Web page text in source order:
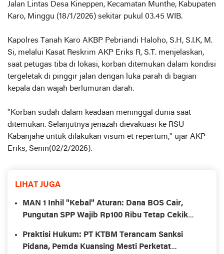
Jalan Lintas Desa Kineppen, Kecamatan Munthe, Kabupaten
Karo, Minggu (18/1/2026) sekitar pukul 03.45 WIB.
Kapolres Tanah Karo AKBP Pebriandi Haloho, S.H, S.I.K, M.
Si, melalui Kasat Reskrim AKP Eriks R, S.T. menjelaskan,
saat petugas tiba di lokasi, korban ditemukan dalam kondisi
tergeletak di pinggir jalan dengan luka parah di bagian
kepala dan wajah berlumuran darah.
"Korban sudah dalam keadaan meninggal dunia saat
ditemukan. Selanjutnya jenazah dievakuasi ke RSU
Kabanjahe untuk dilakukan visum et repertum," ujar AKP
Eriks, Senin(02/2/2026).
LIHAT JUGA
MAN 1 Inhil "Kebal" Aturan: Dana BOS Cair,
Pungutan SPP Wajib Rp100 Ribu Tetap Cekik
Praktisi Hukum: PT KTBM Terancam Sanksi
Pidana, Pemda Kuansing Mesti Perketat